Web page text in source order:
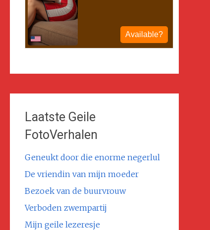
Laatste Geile
FotoVerhalen
Geneukt door die enorme negerlul
De vriendin van mijn moeder
Bezoek van de buurvrouw
Verboden zwempartij
Mijn geile lezeresje